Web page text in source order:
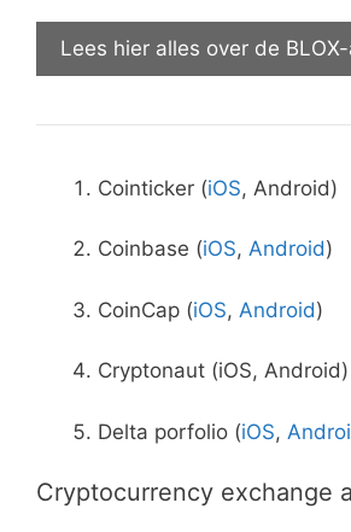
Lees hier alles over de
Cointicker (iOS, Android)
Coinbase (iOS, Android)
CoinCap (iOS, Android)
Cryptonaut (iOS, Android)
Delta porfolio (iOS,
Cryptocurrency exchange